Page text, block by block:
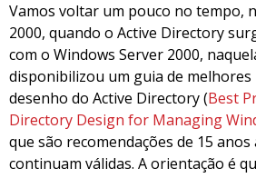
Vamos voltar um pouco no tempo,
2000, quando o Active Directory
com o Windows Server 2000,
disponibilizou um guia de melhores
desenho do Active Directory (Best
Directory Design for Managing
que são recomendações de 15 anos
continuam válidas. A orientação é